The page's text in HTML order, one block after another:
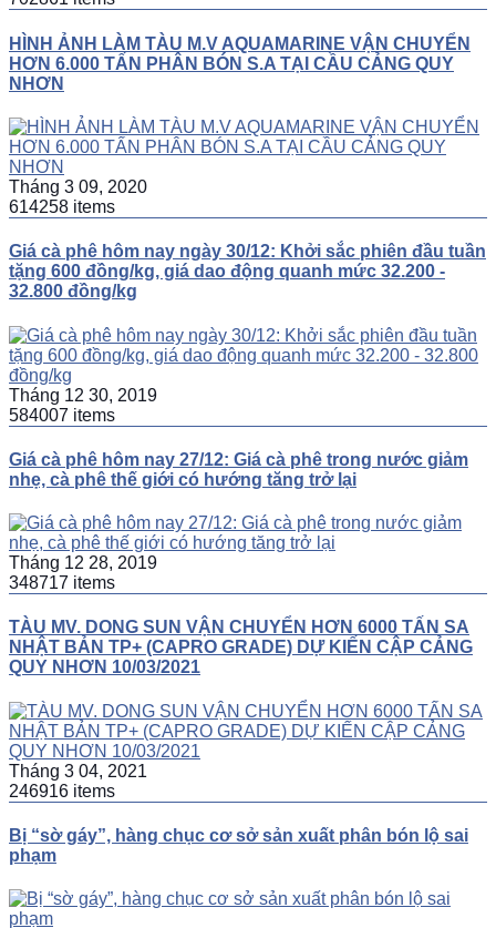
HÌNH ẢNH LÀM TÀU M.V AQUAMARINE VẬN CHUYỂN
HƠN 6.000 TẤN PHÂN BÓN S.A TẠI CẦU CẢNG QUY
NHƠN
Tháng 3 09, 2020
614258 items
Giá cà phê hôm nay ngày 30/12: Khởi sắc phiên đầu tuần
tặng 600 đồng/kg, giá dao động quanh mức 32.200 -
32.800 đồng/kg
Tháng 12 30, 2019
584007 items
Giá cà phê hôm nay 27/12: Giá cà phê trong nước giảm
nhẹ, cà phê thế giới có hướng tăng trở lại
Tháng 12 28, 2019
348717 items
TÀU MV. DONG SUN VẬN CHUYỂN HƠN 6000 TẤN SA
NHẬT BẢN TP+ (CAPRO GRADE) DỰ KIẾN CẬP CẢNG
QUY NHƠN 10/03/2021
Tháng 3 04, 2021
246916 items
Bị “sờ gáy”, hàng chục cơ sở sản xuất phân bón lộ sai
phạm